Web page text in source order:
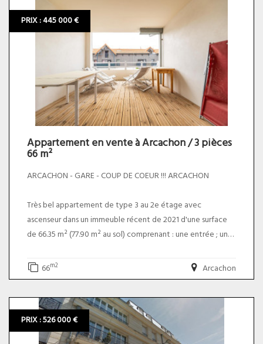
Un jardin avec une une terrasse ; un abri de jardin & un un
abri de voiture pour 2 voitures viennent compléter ce bien.
NOUVELLES PHOTOS A VENIR
* DIAGNOSTICS : en cours de réactualisation
* TAXE FONCIERE : 1318 €. Le prix du bien net vendeur est de
350 000,00 euros plus 5,00% TTC d'honoraires charge
acquéreur soit un prix total de 367 500,00 euros. DPE
ANCIENNE VERSION.
PRIX : 445 000 €
Appartement en vente à Arcachon / 3 pièces
66 m²
ARCACHON - GARE - COUP DE COEUR !!! ARCACHON
Très bel appartement de type 3 au 2e étage avec
ascenseur dans un immeuble récent de 2021 d'une surface
de 66.35 m² (77.90 m² au sol) comprenant : une entrée ; un
de bain ; WC ; rangements / dégagements et une loggia
plein sud de 12.20 m².
* Taxe foncière : environ 950 euros / an
* Charges annuelles : environ 725 euros / an
* DPE : C - C
66m2 Arcachon
PRIX : 526 000 €